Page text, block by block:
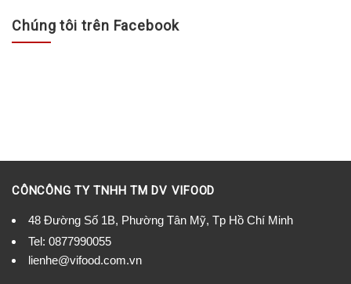
Chúng tôi trên Facebook
CÔNCÔNG TY TNHH TM DV VIFOOD
48 Đường Số 1B, Phường Tân Mỹ, Tp Hồ Chí Minh
Tel: 0877990055
lienhe@vifood.com.vn